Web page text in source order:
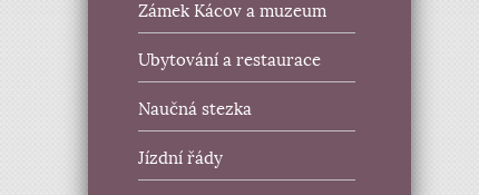
Zámek Kácov a muzeum
Ubytování a restaurace
Naučná stezka
Jízdní řády